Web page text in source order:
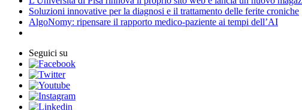
Soluzioni innovative per la diagnosi e il trattamento delle ferite croniche
AlgoNomy: ripensare il rapporto medico-paziente ai tempi dell’AI
Seguici su